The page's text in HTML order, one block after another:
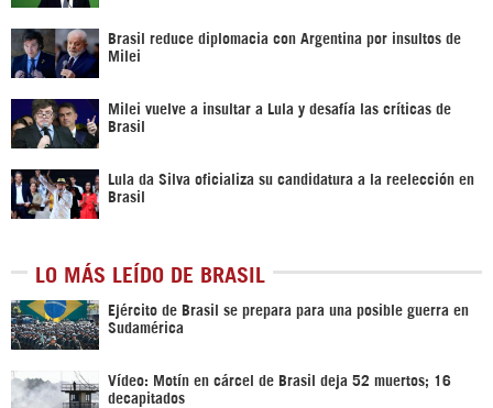
Brasil reduce diplomacia con Argentina por insultos de
Milei
Milei vuelve a insultar a Lula y desafía las críticas de
Brasil
Lula da Silva oficializa su candidatura a la reelección en
Brasil
LO MÁS LEÍDO DE BRASIL
Ejército de Brasil se prepara para una posible guerra en
Sudamérica
Vídeo: Motín en cárcel de Brasil deja 52 muertos; 16
decapitados